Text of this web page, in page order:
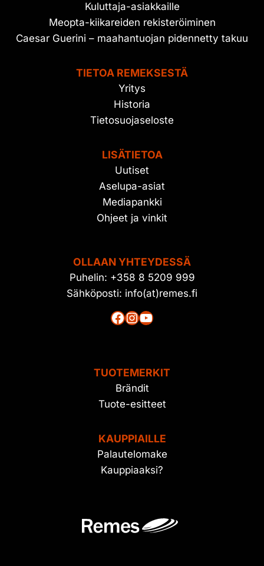
Kuluttaja-asiakkaille
Meopta-kiikareiden rekisteröiminen
Caesar Guerini – maahantuojan pidennetty takuu
TIETOA REMEKSESTÄ
Yritys
Historia
Tietosuojaseloste
LISÄTIETOA
Uutiset
Aselupa-asiat
Mediapankki
Ohjeet ja vinkit
OLLAAN YHTEYDESSÄ
Puhelin: +358 8 5209 999
Sähköposti: info(at)remes.fi
Facebook
Instagram
YouTube
TUOTEMERKIT
Brändit
Tuote-esitteet
KAUPPIAILLE
Palautelomake
Kauppiaaksi?